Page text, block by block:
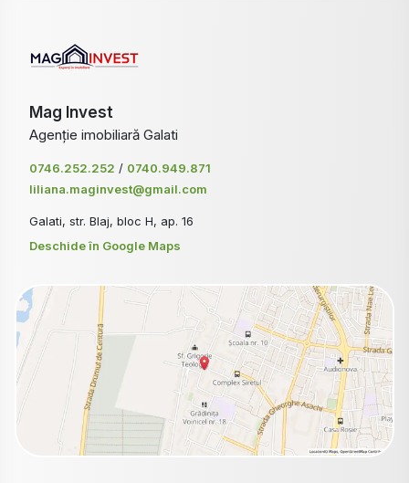
Mag Invest
Agenție imobiliară Galati
0746.252.252 / 0740.949.871
liliana.maginvest@gmail.com
Galati, str. Blaj, bloc H, ap. 16
Deschide în Google Maps